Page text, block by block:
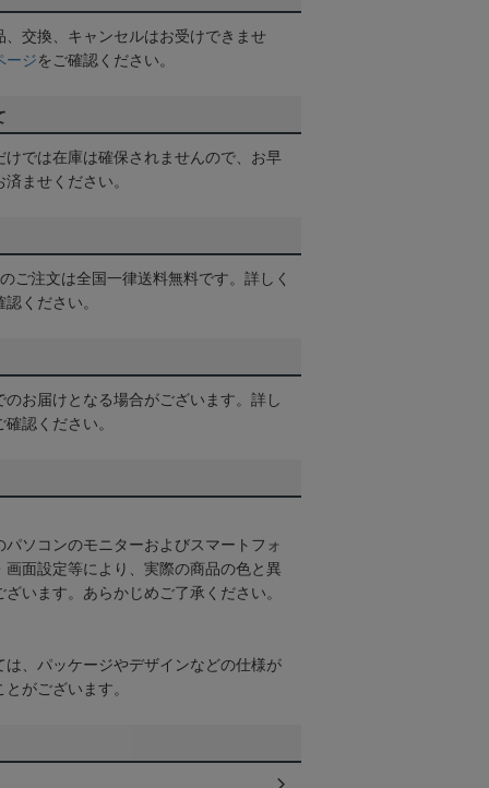
交換、キャンセルはお受けできませ
ージをご確認ください。
けでは在庫は確保されませんので、お早
ませください。
ご注文は全国一律送料無料です。詳しく
認ください。
お届けとなる場合がございます。詳し
確認ください。
ソコンのモニターおよびスマートフォ
画面設定等により、実際の商品の色と異
います。あらかじめご了承ください。
は、パッケージやデザインなどの仕様が
がございます。